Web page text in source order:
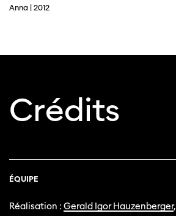
Anna | 2012
Crédits
ÉQUIPE
Réalisation : Gerald Igor Hauzenberger,